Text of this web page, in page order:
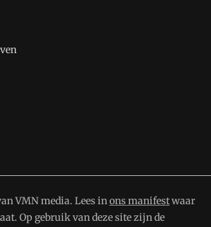
VMN media. Lees inons manifestwaar
Op gebruik van deze site zijn de